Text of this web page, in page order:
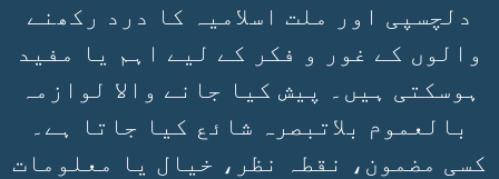
دلچسپی اور ملت اسلامیہ کا درد رکھنے
والوں کے غور و فکر کے لیے اہم یا مفید
ہوسکتی ہیں۔ پیش کیا جانے والا لوازمہ
بالعموم بلاتبصرہ شائع کیا جاتا ہے۔
کسی مضمون، نقطہ نظر، خیال یا معلومات